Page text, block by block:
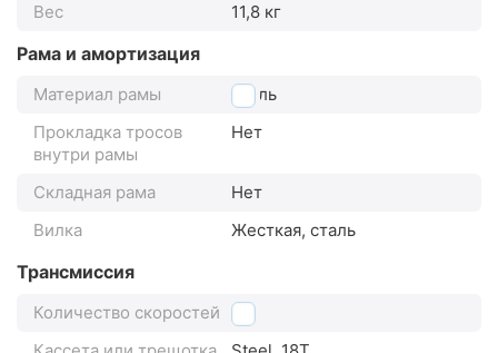
Вес
11,8 кг
Рама и амортизация
Материал рамы
сталь
Прокладка тросов
внутри рамы
Нет
Складная рама
Нет
Вилка
Жесткая, сталь
Трансмиссия
Количество скоростей 1